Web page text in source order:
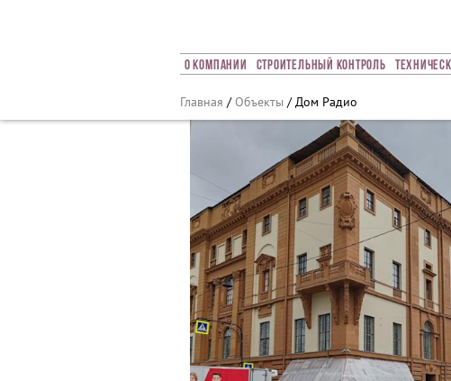
О Компании Строительный Контроль
Главная /Объекты / Дом Радио